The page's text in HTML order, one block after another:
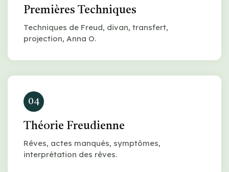
Premières Techniques
Techniques de Freud, divan, transfert,
projection, Anna O.
04
Théorie Freudienne
Rêves, actes manqués, symptômes,
interprétation des rêves.